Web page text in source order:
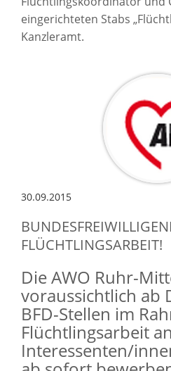
eingerichteten Stabs
Kanzleramt.
30.09.2015
FLÜCHTLINGSARBEIT!
Die AWO Ruhr-
voraussichtlich ab
BFD-Stellen im
Flüchtlingsarbeit
Interessenten/